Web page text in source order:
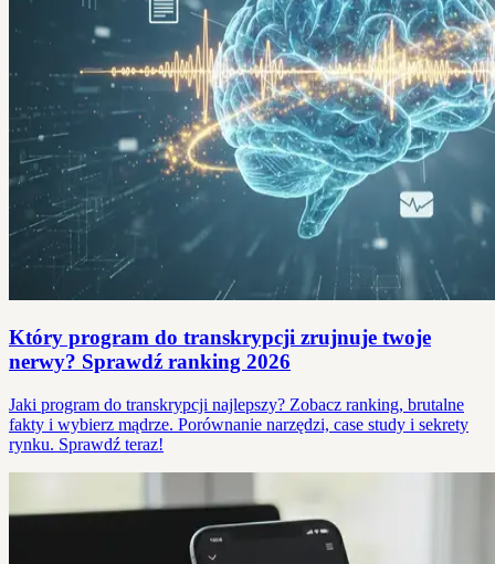
Który program do transkrypcji zrujnuje twoje
nerwy? Sprawdź ranking 2026
Jaki program do transkrypcji najlepszy? Zobacz ranking, brutalne
fakty i wybierz mądrze. Porównanie narzędzi, case study i sekrety
rynku. Sprawdź teraz!